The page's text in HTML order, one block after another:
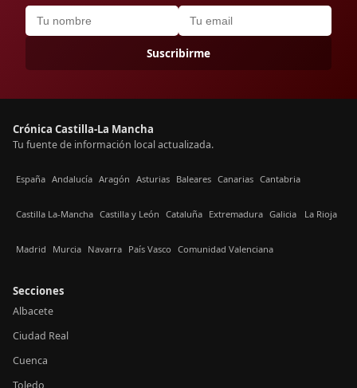
Suscribirme
Crónica Castilla-La Mancha
Tu fuente de información local actualizada.
España Andalucía Aragón Asturias Baleares Canarias Cantabria
Castilla La-Mancha Castilla y León Cataluña Extremadura Galicia La Rioja
Madrid Murcia Navarra País Vasco Comunidad Valenciana
Secciones
Albacete
Ciudad Real
Cuenca
Toledo